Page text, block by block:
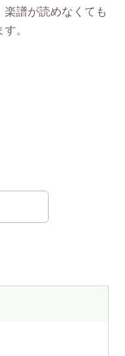
譜が読めなくても
。